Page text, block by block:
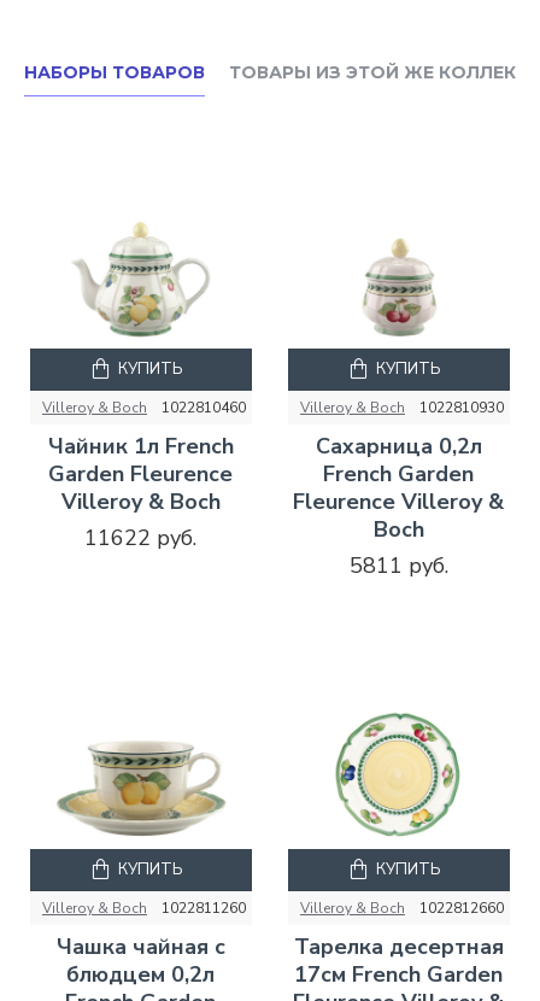
НАБОРЫ ТОВАРОВ ТОВАРЫ ИЗ ЭТОЙ ЖЕ
Villeroy & Boch 1022810460
Чайник 1л French
Garden Fleurence
Villeroy & Boch
11622 руб.
КУПИТЬ
Villeroy & Boch 1022810930
Сахарница 0,2л
French Garden
Fleurence Villeroy &
Boch
5811 руб.
КУПИТЬ
Villeroy & Boch 1022811260
Чашка чайная с
блюдцем 0,2л
КУПИТЬ
Villeroy & Boch 1022812660
Тарелка десертная
17см French Garden
КУПИТЬ